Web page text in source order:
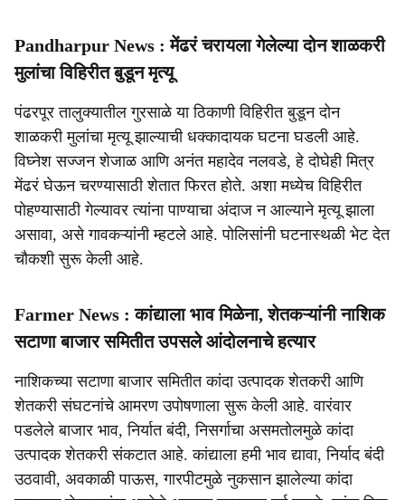
Pandharpur News : मेंढरं चरायला गेलेल्या दोन शाळकरी
मुलांचा विहिरीत बुडून मृत्यू
पंढरपूर तालुक्यातील गुरसाळे या ठिकाणी विहिरीत बुडून दोन
शाळकरी मुलांचा मृत्यू झाल्याची धक्कादायक घटना घडली आहे.
विघ्नेश सज्जन शेजाळ आणि अनंत महादेव नलवडे, हे दोघेही मित्र
मेंढरं घेऊन चरण्यासाठी शेतात फिरत होते. अशा मध्येच विहिरीत
पोहण्यासाठी गेल्यावर त्यांना पाण्याचा अंदाज न आल्याने मृत्यू झाला
असावा, असे गावकऱ्यांनी म्हटले आहे. पोलिसांनी घटनास्थळी भेट देत
चौकशी सुरू केली आहे.
Farmer News : कांद्याला भाव मिळेना, शेतकऱ्यांनी नाशिक
सटाणा बाजार समितीत उपसले आंदोलनाचे हत्यार
नाशिकच्या सटाणा बाजार समितीत कांदा उत्पादक शेतकरी आणि
शेतकरी संघटनांचे आमरण उपोषणाला सुरू केली आहे. वारंवार
पडलेले बाजार भाव, निर्यात बंदी, निसर्गाचा असमतोलमुळे कांदा
उत्पादक शेतकरी संकटात आहे. कांद्याला हमी भाव द्यावा, निर्याद बंदी
उठवावी, अवकाळी पाऊस, गारपीटमुळे नुकसान झालेल्या कांदा